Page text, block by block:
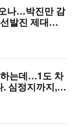
나…박진만 감
발진 제대로
하는데…1도 차
심정지까지,